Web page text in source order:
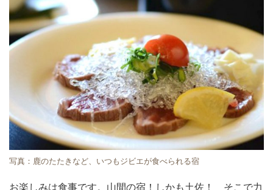
写真：鹿のたたきなど、いつもジビエが食べられる宿
お楽しみは食事です。山間の宿！しかも土佐！ そこで力